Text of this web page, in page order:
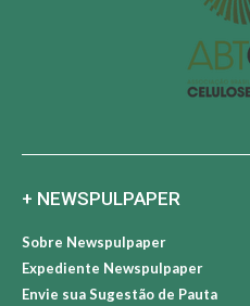
+ NEWSPULPAPER
Sobre Newspulpaper
Expediente Newspulpaper
Envie sua Sugestão de Pauta